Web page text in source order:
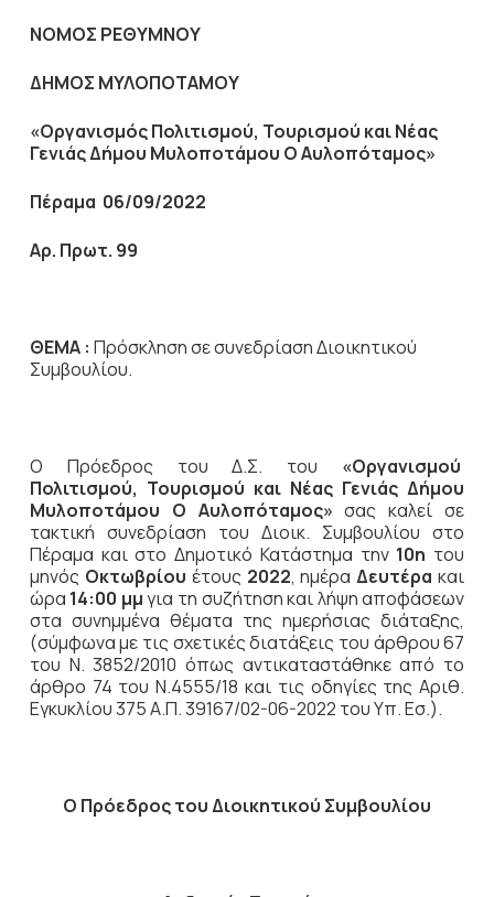
NOMOΣ ΡΕΘΥΜΝΟΥ
ΔΗΜΟΣ ΜΥΛΟΠΟΤΑΜΟΥ
«Οργανισμός Πολιτισμού, Τουρισμού και Νέας
Γενιάς Δήμου Μυλοποτάμου Ο Αυλοπόταμος»
Πέραμα 06/09/2022
Αρ. Πρωτ. 99
ΘΕΜΑ : Πρόσκληση σε συνεδρίαση Διοικητικού
Συμβουλίου.
Ο Πρόεδρος του Δ.Σ. του «Οργανισμού
Πολιτισμού, Τουρισμού και Νέας Γενιάς Δήμου
Μυλοποτάμου Ο Αυλοπόταμος»σας καλεί σε
τακτική συνεδρίαση του Διοικ. Συμβουλίου στο
Πέραμα και στο Δημοτικό Κατάστημα την 10η του
μηνός Οκτωβρίου έτους 2022, ημέραΔευτέρακαι
ώρα 14:00 μμγια τη συζήτησηκαι λήψη αποφάσεων
στα συνημμένα θέματα της ημερήσιας διάταξης,
(σύμφωνα με τις σχετικές διατάξεις του άρθρου 67
του Ν. 3852/2010 όπως αντικαταστάθηκε από το
άρθρο 74 του Ν.4555/18 και τις οδηγίες της Αριθ.
Εγκυκλίου 375 Α.Π. 39167/02-06-2022 του Υπ. Εσ.).
Ο Πρόεδρος του Διοικητικού Συμβουλίου